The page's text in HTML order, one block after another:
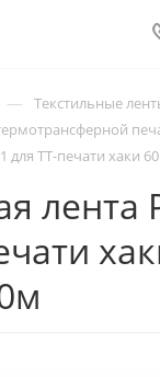
— Текстильные
для ТТ-печати хаки
лента